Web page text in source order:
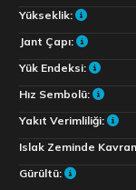
Yükseklik:
Jant Çapı:
Yük Endeksi:
Hız Sembolü:
Yakıt Verimliliği:
Islak Zeminde
Gürültü: